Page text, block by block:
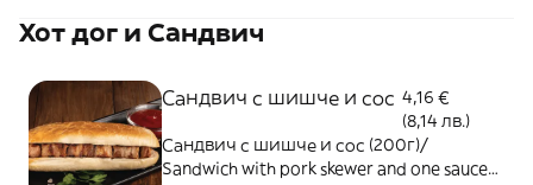
Хот дог и Сандвич
Сандвич с шишче и сос 4,16 €
(8,14 лв.)
Сандвич с шишче и сос (200г)/
Sandwich with pork skewer and one sauce